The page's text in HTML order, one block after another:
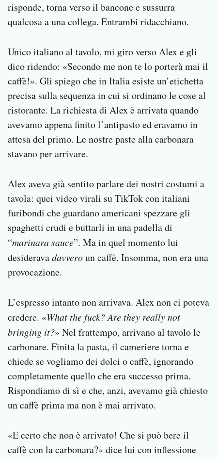
risponde, torna verso il bancone e sussurra
qualcosa a una collega. Entrambi ridacchiano.
Unico italiano al tavolo, mi giro verso Alex e gli
dico ridendo: «Secondo me non te lo porterà mai il
caffè!». Gli spiego che in Italia esiste un’etichetta
precisa sulla sequenza in cui si ordinano le cose al
ristorante. La richiesta di Alex è arrivata quando
avevamo appena finito l’antipasto ed eravamo in
attesa del primo. Le nostre paste alla carbonara
stavano per arrivare.
Alex aveva già sentito parlare dei nostri costumi a
tavola: quei video virali su TikTok con italiani
furibondi che guardano americani spezzare gli
spaghetti crudi e buttarli in una padella di
“marinara sauce”. Ma in quel momento lui
desideravadavveroun caffè. Insomma, non era una
provocazione.
L’espresso intanto non arrivava. Alex non ci poteva
credere. «What the fuck? Are they really not
bringing it?» Nel frattempo, arrivano al tavolo le
carbonare. Finita la pasta, il cameriere torna e
chiede se vogliamo dei dolci o caffè, ignorando
completamente quello che era successo prima.
Rispondiamo di sì e che, anzi, avevamo già chiesto
un caffè prima ma non è mai arrivato.
«E certo che non è arrivato! Che si può bere il
caffè con la carbonara?» dice lui con inflessione